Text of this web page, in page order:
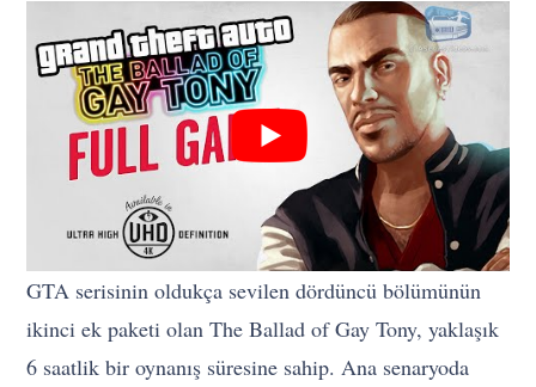
GTA serisinin oldukça sevilen dördüncü bölümünün
ikinci ek paketi olan The Ballad of Gay Tony, yaklaşık
6 saatlik bir oynanış süresine sahip. Ana senaryoda